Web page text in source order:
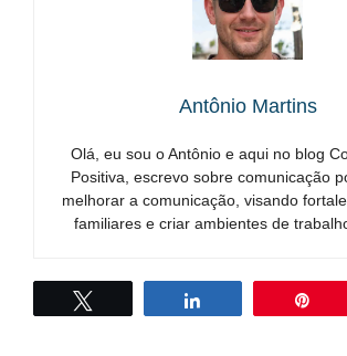
Antônio Martins
Olá, eu sou o Antônio e aqui no blog
Positiva, escrevo sobre comunicação
melhorar a comunicação, visando
familiares e criar ambientes de
Compartilhar